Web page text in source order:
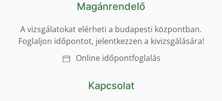
Magánrendelő
A vizsgálatokat elérheti a budapesti központban.
Foglaljon időpontot, jelentkezzen a kivizsgálására!
Online időpontfoglalás
Kapcsolat